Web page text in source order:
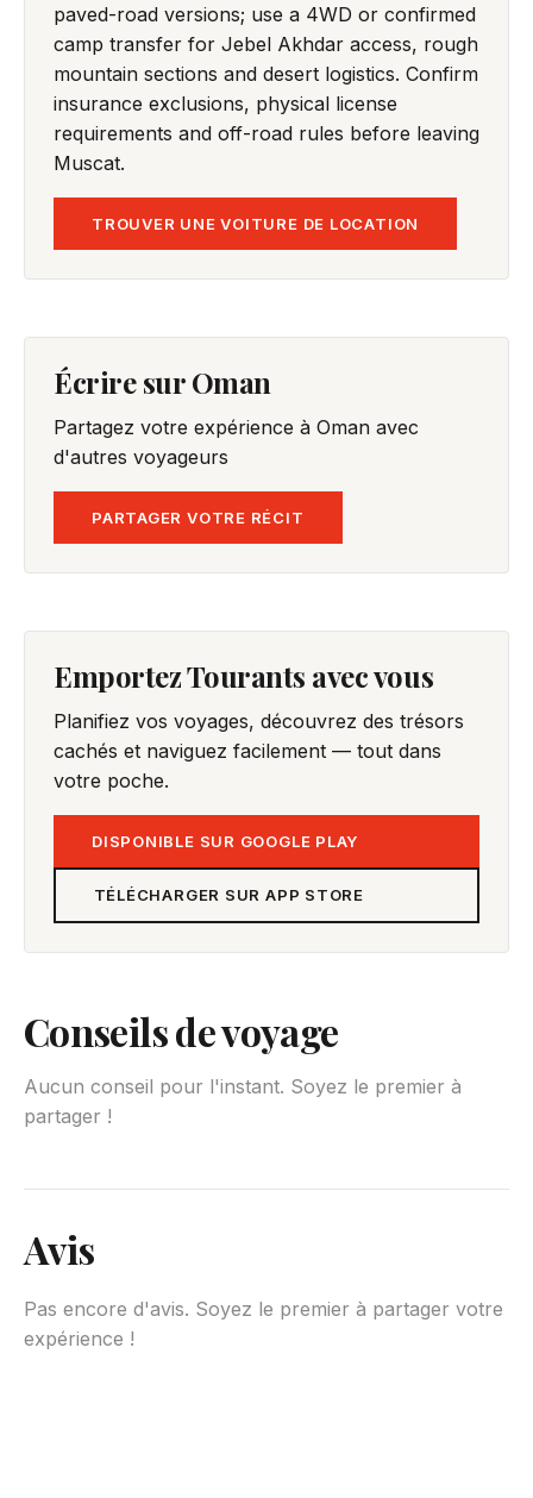
paved-road versions; use a 4WD or confirmed
camp transfer for Jebel Akhdar access, rough
mountain sections and desert logistics. Confirm
insurance exclusions, physical license
requirements and off-road rules before leaving
Muscat.
TROUVER UNE VOITURE DE LOCATION
Écrire sur Oman
Partagez votre expérience à Oman avec
d'autres voyageurs
PARTAGER VOTRE RÉCIT
Emportez Tourants avec vous
Planifiez vos voyages, découvrez des trésors
cachés et naviguez facilement — tout dans
votre poche.
DISPONIBLE SUR GOOGLE PLAY
TÉLÉCHARGER SUR APP STORE
Conseils de voyage
Aucun conseil pour l'instant. Soyez le premier à
partager !
Avis
Pas encore d'avis. Soyez le premier à partager votre
expérience !